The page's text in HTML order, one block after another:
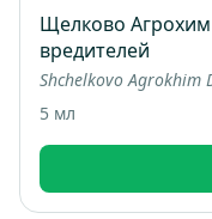
Щелково
вредителей
Shchelkovo
5 мл